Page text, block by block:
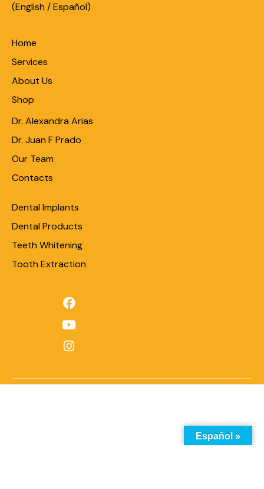
(English / Español)
Home
Services
About Us
Shop
Dr. Alexandra Arias
Dr. Juan F Prado
Our Team
Contacts
Dental Implants
Dental Products
Teeth Whitening
Tooth Extraction
Español »